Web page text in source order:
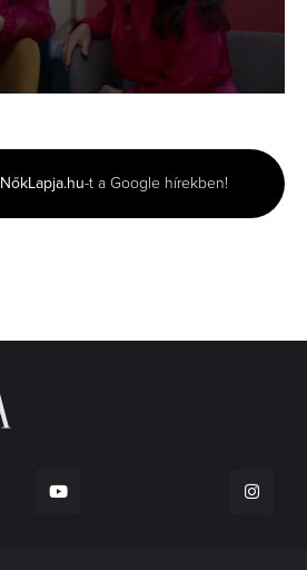
NőkLapja.hu-t a Google hírekben!